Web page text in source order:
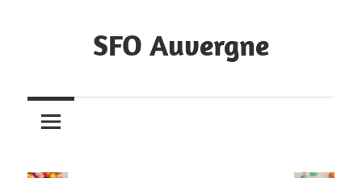
SFO Auvergne
des
membres